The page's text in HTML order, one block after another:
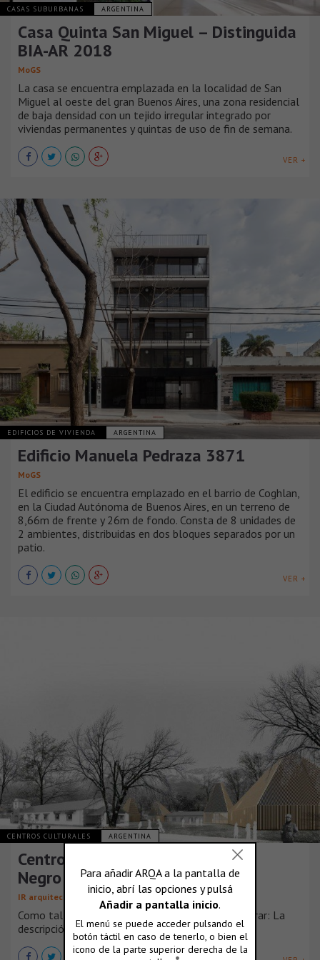
CASAS SUBURBANAS ARGENTINA
Casa Quinta San Miguel – Distinguida
BIA-AR 2018
MoGS
La casa se encuentra emplazada en la localidad de San
Miguel al oeste del gran Buenos Aires, una zona residencial
de baja densidad con un tejido irregular integrado por
viviendas permanentes y quintas de uso de fin de semana.
VER +
EDIFICIOS DE VIVIENDA ARGENTINA
Edificio Manuela Pedraza 3871
MoGS
El edificio se encuentra emplazado en el barrio de Coghlan,
en la Ciudad Autónoma de Buenos Aires, en un terreno de
8,66m de frente y 26m de fondo. Consta de 8 unidades de
2 ambientes, distribuidas en dos bloques separados por un
patio.
VER +
CENTROS CULTURALES ARGENTINA
Centro Cultural el Bolsón, en Río
Negro
IR arquitectura
Como tal, queremos proponer una manera de operar: La
descripción de unos procedimientos de [...]